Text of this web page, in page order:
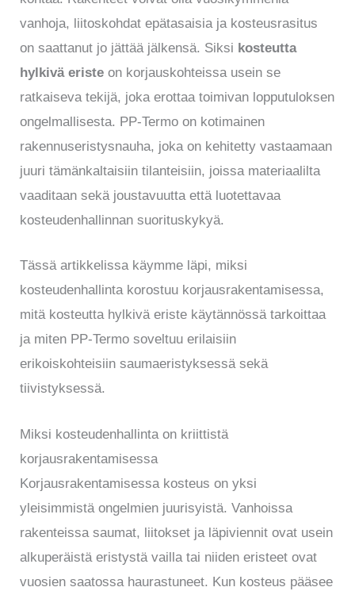
vanhoja, liitoskohdat epätasaisia ja kosteusrasitus
on saattanut jo jättää jälkensä. Siksi kosteutta
hylkivä eriste on korjauskohteissa usein se
ratkaiseva tekijä, joka erottaa toimivan lopputuloksen
ongelmallisesta. PP-Termo on kotimainen
rakennuseristysnauha, joka on kehitetty vastaamaan
juuri tämänkaltaisiin tilanteisiin, joissa materiaalilta
vaaditaan sekä joustavuutta että luotettavaa
kosteudenhallinnan suorituskykyä.
Tässä artikkelissa käymme läpi, miksi
kosteudenhallinta korostuu korjausrakentamisessa,
mitä kosteutta hylkivä eriste käytännössä tarkoittaa
ja miten PP-Termo soveltuu erilaisiin
erikoiskohteisiin saumaeristyksessä sekä
tiivistyksessä.
Miksi kosteudenhallinta on kriittistä
korjausrakentamisessa
Korjausrakentamisessa kosteus on yksi
yleisimmistä ongelmien juurisyistä. Vanhoissa
rakenteissa saumat, liitokset ja läpiviennit ovat usein
alkuperäistä eristystä vailla tai niiden eristeet ovat
vuosien saatossa haurastuneet. Kun kosteus pääsee